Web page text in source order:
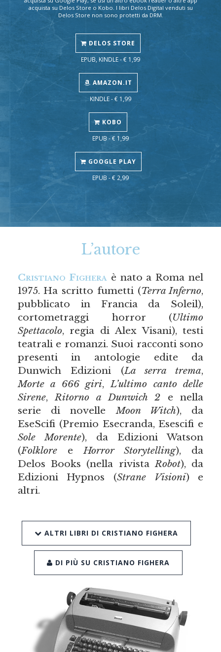
acquista su Delos Store o Kobo. I libri Delos Digital venduti su
Delos Store non sono protetti da DRM.
DELOS STORE
EPUB, KINDLE - € 1,99
AMAZON.IT
KINDLE - € 1,99
KOBO
EPUB - € 1,99
GOOGLE PLAY
EPUB - € 2,99
L’autore
Cristiano Figheraè nato a Roma nel
1975. Ha scritto fumetti (Terra Inferno,
pubblicato in Francia da Soleil),
cortometraggi horror (Ultimo
Spettacolo, regia di Alex Visani), testi
teatrali e romanzi. Suoi racconti sono
presenti in antologie edite da
Dunwich Edizioni (La serra trema,
Morte a 666 giri,L’ultimo canto delle
Sirene,Ritorno a Dunwich 2e nella
serie di novelleMoon Witch), da
EseScifi (Premio Esecranda, Esescifi e
Sole Morente), da Edizioni Watson
(FolkloreeHorror Storytelling), da
Delos Books (nella rivistaRobot), da
Edizioni Hypnos (Strane Visioni) e
altri.
ALTRI LIBRI DI CRISTIANO FIGHERA
DI PIÙ SU CRISTIANO FIGHERA